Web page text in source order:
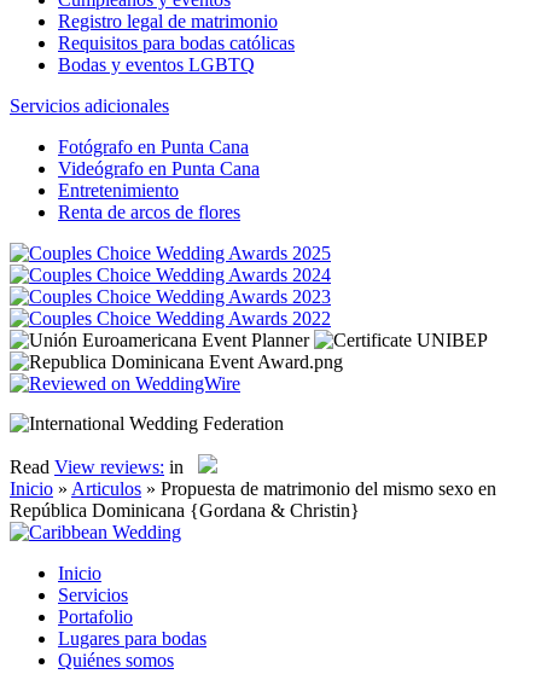
Registro legal de matrimonio
Requisitos para bodas católicas
Bodas y eventos LGBTQ
Servicios adicionales
Fotógrafo en Punta Cana
Videógrafo en Punta Cana
Entretenimiento
Renta de arcos de flores
Read View reviews: in
Inicio » Articulos » Propuesta de matrimonio del mismo sexo en
República Dominicana {Gordana & Christin}
Inicio
Servicios
Portafolio
Lugares para bodas
Quiénes somos